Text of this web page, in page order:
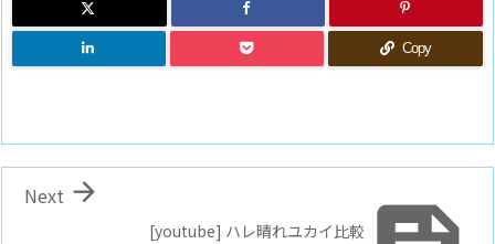
Copy
[youtube] ハレ晴れユカイ比較

Next